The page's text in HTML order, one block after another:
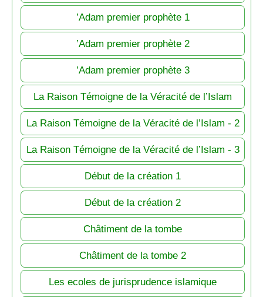
’Adam premier prophète 1
’Adam premier prophète 2
’Adam premier prophète 3
La Raison Témoigne de la Véracité de l’Islam
La Raison Témoigne de la Véracité de l’Islam - 2
La Raison Témoigne de la Véracité de l’Islam - 3
Début de la création 1
Début de la création 2
Châtiment de la tombe
Châtiment de la tombe 2
Les ecoles de jurisprudence islamique